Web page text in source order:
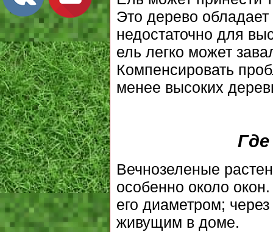
Это дерево
недостаточно для
ель легко может
Компенсировать
менее высоких
Вечнозеленые
особенно около
его диаметром;
живущим в доме.